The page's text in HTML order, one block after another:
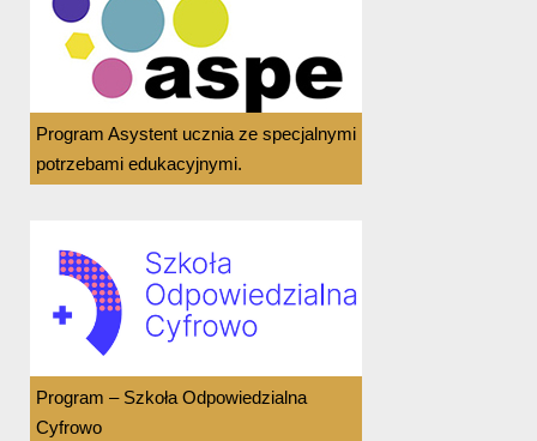
Program Asystent ucznia ze specjalnymi
potrzebami edukacyjnymi.
Program – Szkoła Odpowiedzialna
Cyfrowo